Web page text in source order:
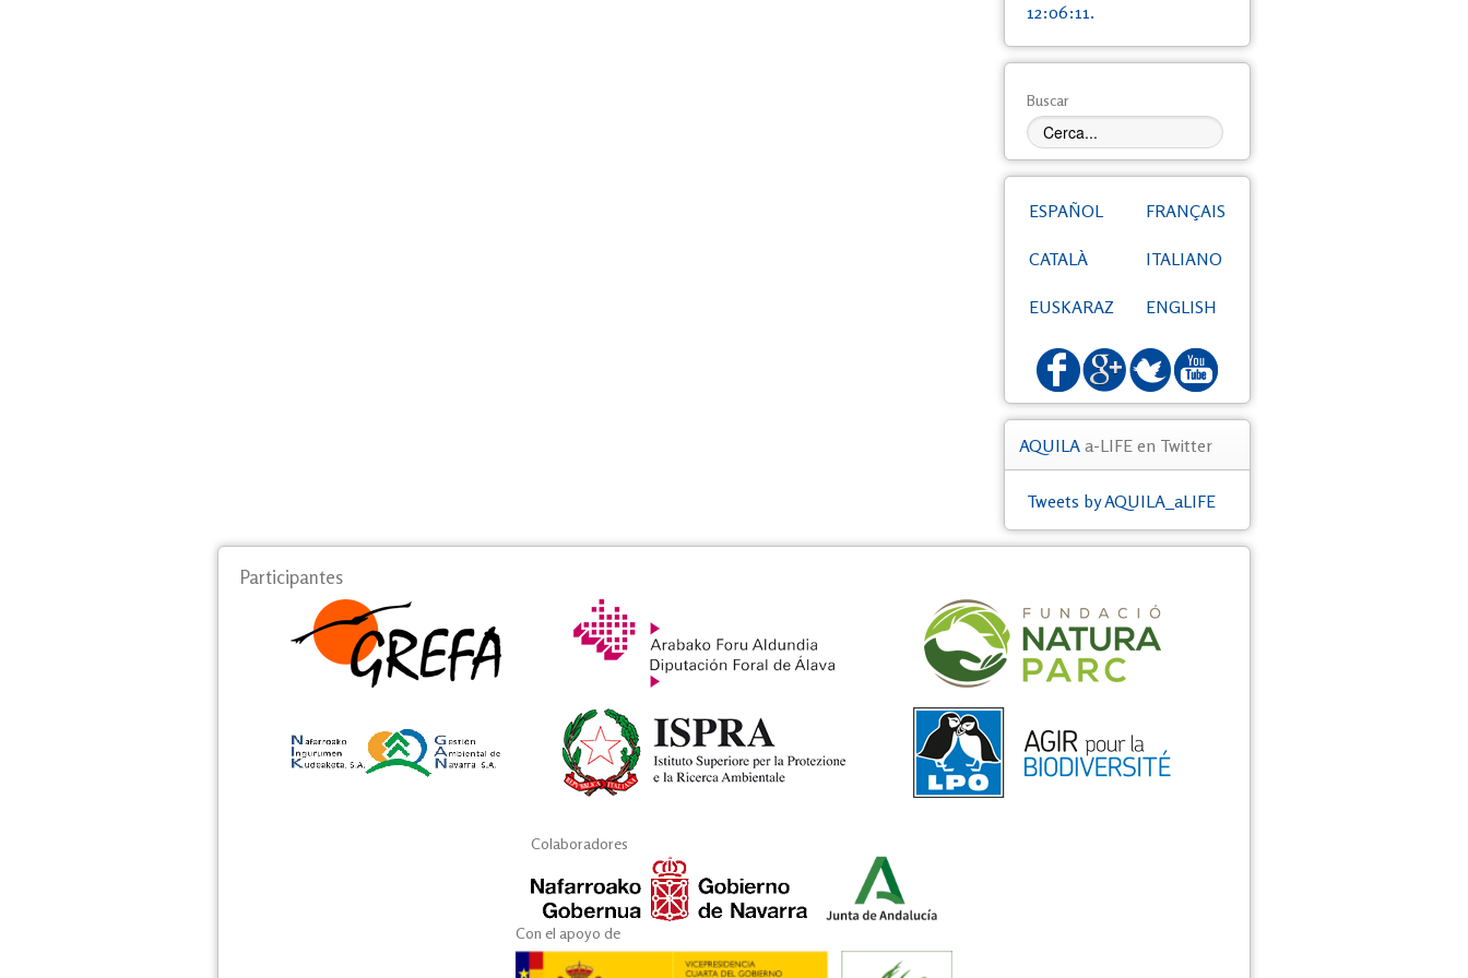
12:06:11.
Buscar
ESPAÑOL
CATALÀ
EUSKARAZ
FRANÇAIS
ITALIANO
ENGLISH
AQUILA a-LIFE en Twitter
Tweets by AQUILA_aLIFE
Participantes
Colaboradores
Con el apoyo de